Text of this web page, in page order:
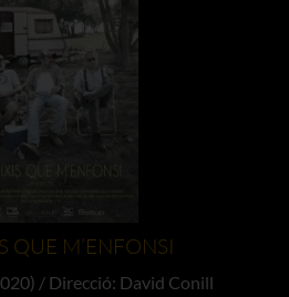
QUE M’ENFONSI
/ Direcció: David Conill